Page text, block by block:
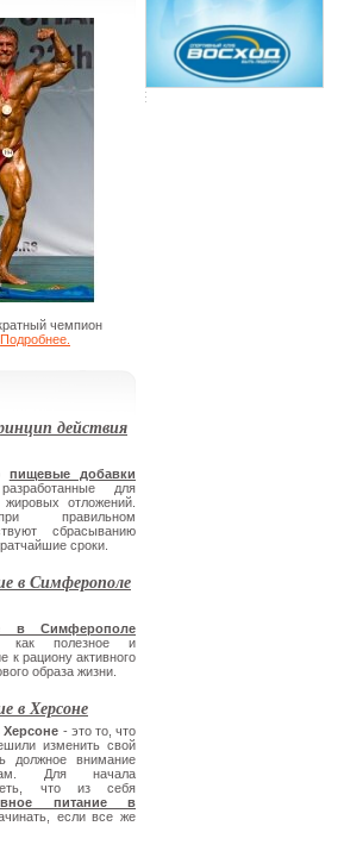
чемпион
Подробнее.
действия
пищевые добавки
для
отложений.
правильном
сбрасыванию
сроки.
в Симферополе
в Симферополе
как полезное и
к рациону активного
образа жизни.
в Херсоне
Херсоне - это то, что
изменить свой
должное внимание
Для начала
что из себя
питание в
если все же